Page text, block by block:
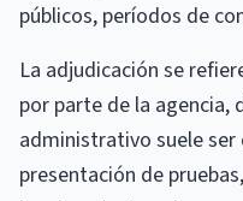
públicos, períodos de
La adjudicación se
por parte de la agencia,
administrativo suele ser
presentación de